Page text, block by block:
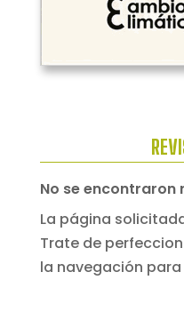
No se encontraron
La página
Trate de
la navegación